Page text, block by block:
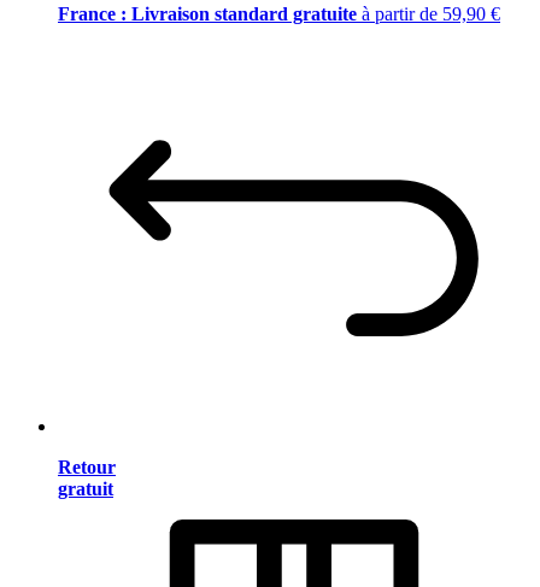
France : Livraison standard gratuite à partir de 59,90 €
Retour
gratuit